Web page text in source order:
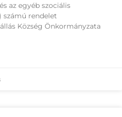
az egyéb szociális
számú rendelet
Község Önkormányzata